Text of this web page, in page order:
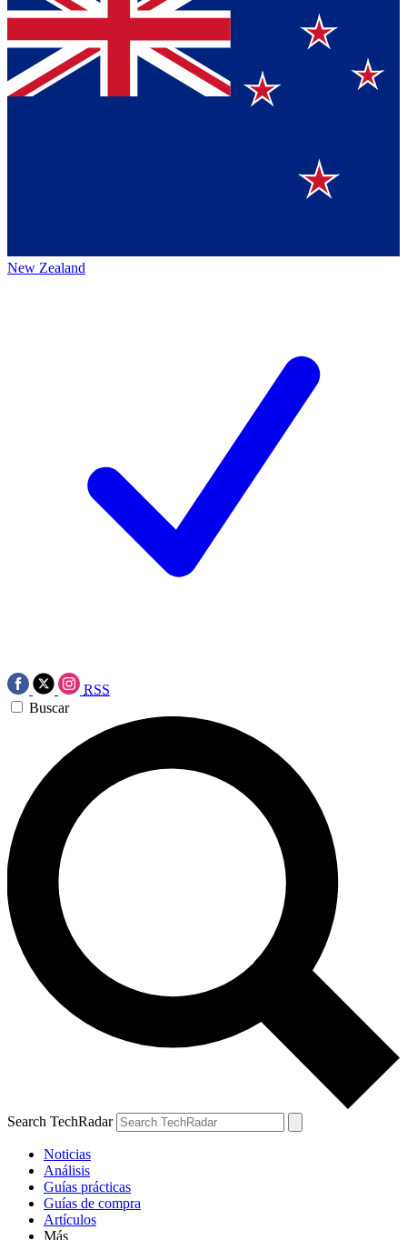
New Zealand
RSS
Buscar
Search TechRadar
Noticias
Análisis
Guías prácticas
Guías de compra
Artículos
Más